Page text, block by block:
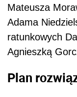
Mateusza
Adama
ratunkowych
Agnieszką
Plan